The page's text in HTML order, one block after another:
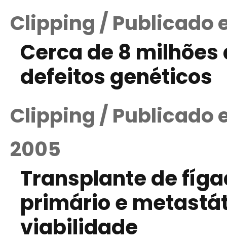
Clipping / Publicado
Cerca de 8
defeitos genéticos
Clipping / Publicado
2005
Transplante de
primário e
viabilidade